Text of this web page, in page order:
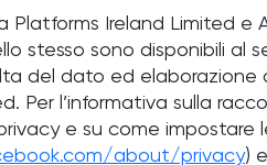
Platforms Ireland Limited
stesso sono disponibili al
del dato ed
Per l’informativa sulla
e su come
about/privacy)